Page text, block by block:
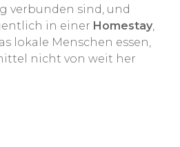
verbunden sind, und
in einer Homestay,
lokale Menschen essen,
nicht von weit her